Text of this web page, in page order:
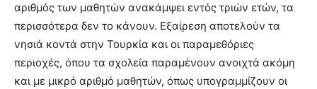
αριθμός των μαθητών ανακάμψει εντός τριών ετών, τα
περισσότερα δεν το κάνουν. Εξαίρεση αποτελούν τα
νησιά κοντά στην Τουρκία και οι παραμεθόριες
περιοχές, όπου τα σχολεία παραμένουν ανοιχτά ακόμη
και με μικρό αριθμό μαθητών, όπως υπογραμμίζουν οι